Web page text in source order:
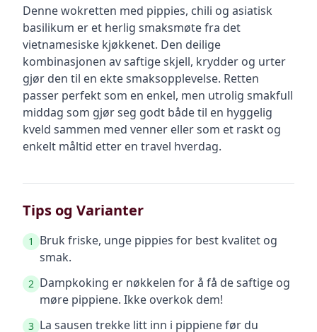
Denne wokretten med pippies, chili og asiatisk
basilikum er et herlig smaksmøte fra det
vietnamesiske kjøkkenet. Den deilige
kombinasjonen av saftige skjell, krydder og urter
gjør den til en ekte smaksopplevelse. Retten
passer perfekt som en enkel, men utrolig smakfull
middag som gjør seg godt både til en hyggelig
kveld sammen med venner eller som et raskt og
enkelt måltid etter en travel hverdag.
Tips og Varianter
1
Bruk friske, unge pippies for best kvalitet og
smak.
2 Dampkoking er nøkkelen for å få de saftige og
møre pippiene. Ikke overkok dem!
3 La sausen trekke litt inn i pippiene før du